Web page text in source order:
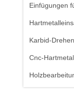
Einfügungen
Karbid-
Cnc-